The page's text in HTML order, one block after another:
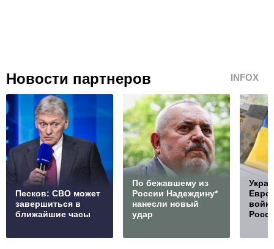
Новости партнеров INFOX
Песков: СВО может
завершиться в
ближайшие часы
По бежавшему из
России Надеждину*
нанесли новый
удар